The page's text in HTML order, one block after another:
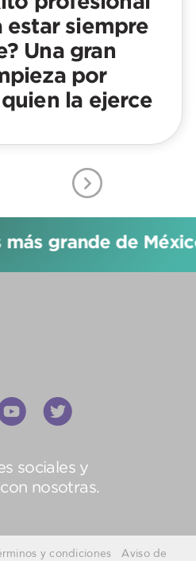
estar siempre
Una gran
por
la ejerce
grande de México!
sociales y
nosotras.
y condiciones Aviso de